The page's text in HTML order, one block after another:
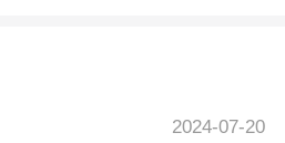
2024-07-20